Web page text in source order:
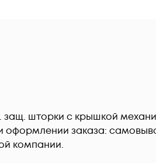
защ. шторки с крышкой
заказа:
компании.